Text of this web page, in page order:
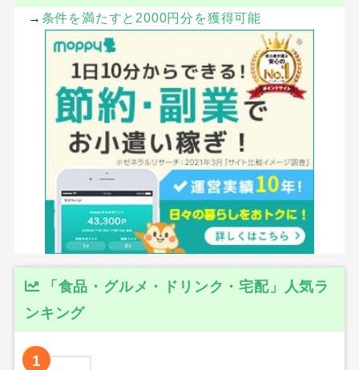
→ 条件を満たすと2000円分を獲得可能
「食品・グルメ・ドリンク・宅配」人気ラ
ンキング
1